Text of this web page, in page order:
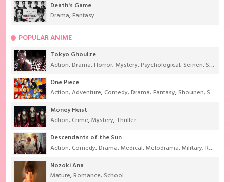
Death's Game
Drama,Fantasy
POPULAR ANIME
Tokyo Ghoul:re
Action,Drama,Horror,Mystery,Psychological, Seinen, Supernatural
One Piece
Action,Adventure, Comedy,Drama,Fantasy, Shounen, Super Power
Money Heist
Action, Crime,Mystery, Thriller
Descendants of the Sun
Action, Comedy,Drama,Medical,Melodrama,Military,Romance
Nozoki Ana
Mature,Romance, School